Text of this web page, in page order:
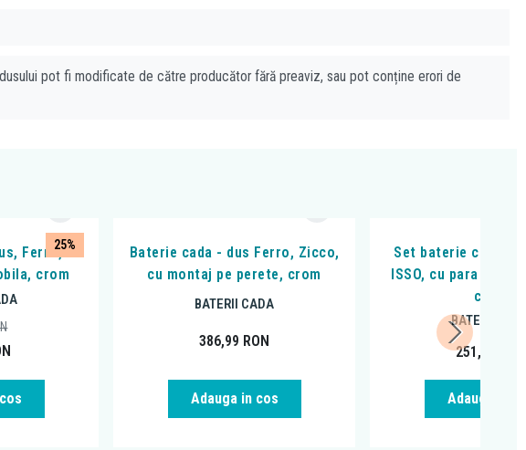
pot fi modificate de către producător fără preaviz, sau pot conține erori de
25%
Ferro,
crom
Baterie cada - dus Ferro, Zicco,
cu montaj pe perete, crom
BATERII CADA
386,99 RON
Adauga in cos
Set baterie cada -
ISSO, cu para de
crom
BATERII
251,99
Adauga in